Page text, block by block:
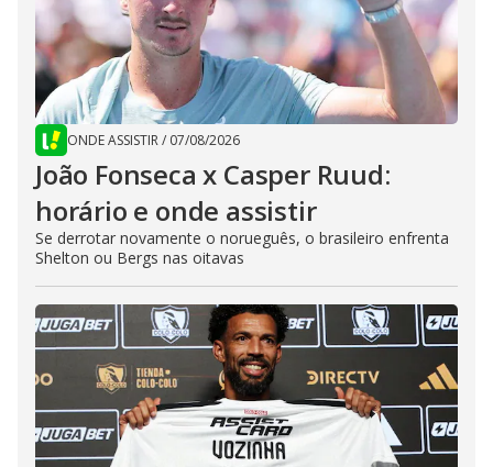
ONDE ASSISTIR/ 07/08/2026
João Fonseca x Casper Ruud:
horário e onde assistir
Se derrotar novamente o norueguês, o brasileiro enfrenta
Shelton ou Bergs nas oitavas